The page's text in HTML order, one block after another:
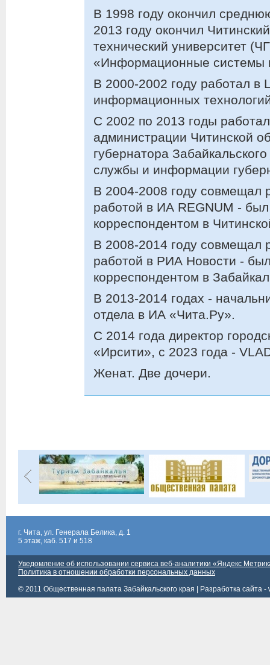
В 1998 году окончил
2013 году окончил
технический университет
«Информационные системы
В 2000-2002 году работал в
информационных
С 2002 по 2013 годы
администрации Читинской
губернатора
службы и информации
В 2004-2008 году совмещал
работой в ИА REGNUM -
корреспондентом в
В 2008-2014 году совмещал
работой в РИА Новости -
корреспондентом в
В 2013-2014 годах -
отдела в ИА «Чита.Ру».
С 2014 года директор
«Ирсити», с 2023 года -
Женат. Две дочери.
г. Чита, ул. Генерала Белика, д. 1
5 этаж, каб. 517 и 518
Уведомление об использовании сервиса веб-аналитики «Яндекс
Политика в отношении обработки персональных данных
© 2011 Общественная палата Забайкальского края |
Разработка сайта -